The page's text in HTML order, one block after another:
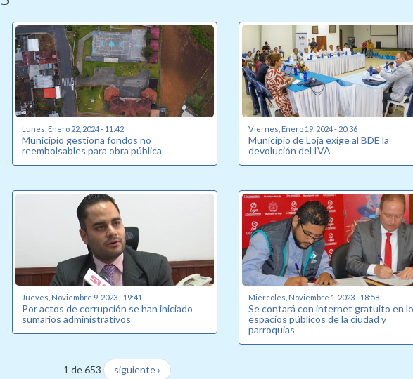
Lunes, Enero 22, 2024 - 11:42
Municipio gestiona fondos no
reembolsables para obra pública
Viernes, Enero 19, 2024 - 20:36
Municipio de Loja exige al BDE la
devolución del IVA
Jueves, Noviembre 9, 2023 - 19:41
Por actos de corrupción se han iniciado
sumarios administrativos
Miércoles, Noviembre 1, 2023 - 18:58
Se contará con internet gratuito en
espacios públicos de la ciudad y
parroquias
1 de 653 siguiente ›